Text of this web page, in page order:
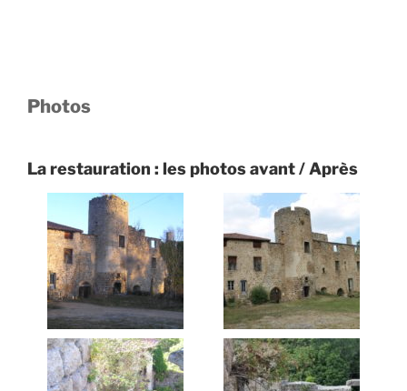
Photos
La restauration : les photos avant / Après